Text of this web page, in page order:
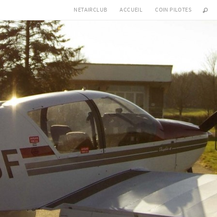
NETAIRCLUB ACCUEIL COIN PILOTES